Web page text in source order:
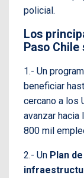
policial.
Los
Paso Chile
1.- Un
beneficiar
cercano a los
avanzar hacia
800 mil
2.- Un Plan